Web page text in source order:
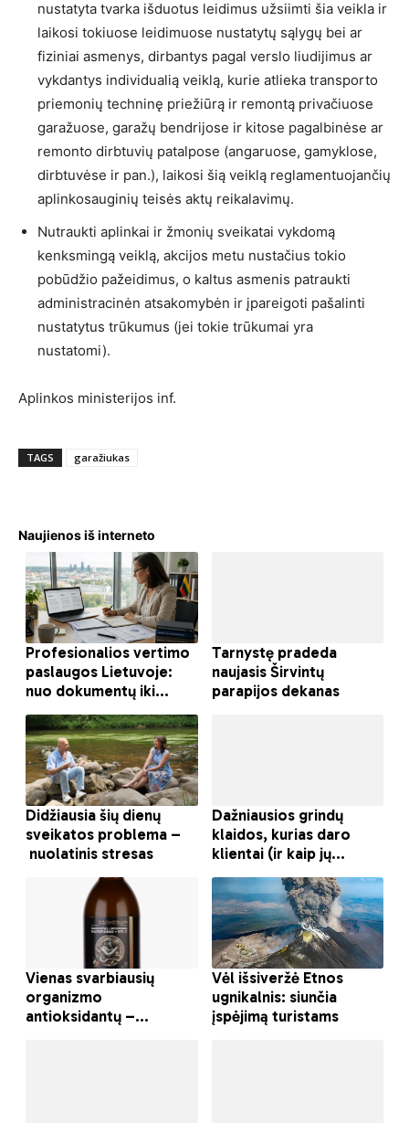
nustatyta tvarka išduotus leidimus užsiimti šia veikla ir
laikosi tokiuose leidimuose nustatytų sąlygų bei ar
fiziniai asmenys, dirbantys pagal verslo liudijimus ar
vykdantys individualią veiklą, kurie atlieka transporto
priemonių techninę priežiūrą ir remontą privačiuose
garažuose, garažų bendrijose ir kitose pagalbinėse ar
remonto dirbtuvių patalpose (angaruose, gamyklose,
dirbtuvėse ir pan.), laikosi šią veiklą reglamentuojančių
aplinkosauginių teisės aktų reikalavimų.
Nutraukti aplinkai ir žmonių sveikatai vykdomą
kenksmingą veiklą, akcijos metu nustačius tokio
pobūdžio pažeidimus, o kaltus asmenis patraukti
administracinėn atsakomybėn ir įpareigoti pašalinti
nustatytus trūkumus (jei tokie trūkumai yra
nustatomi).
Aplinkos ministerijos inf.
TAGS garažiukas
Naujienos iš interneto